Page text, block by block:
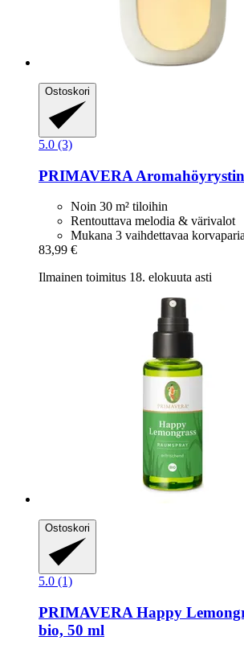
Ostoskori
5.0 (3)
PRIMAVERA
Noin 30 m² tiloihin
Rentouttava melodia & värivalot
Mukana 3 vaihdettavaa korvaparia
83,99 €
Ilmainen toimitus 18. elokuuta asti
Ostoskori
5.0 (1)
PRIMAVERA Happy
bio, 50 ml